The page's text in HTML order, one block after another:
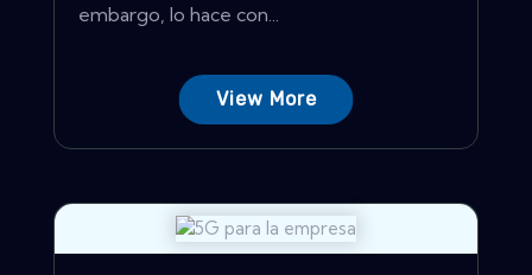
embargo, lo hace con...
View More